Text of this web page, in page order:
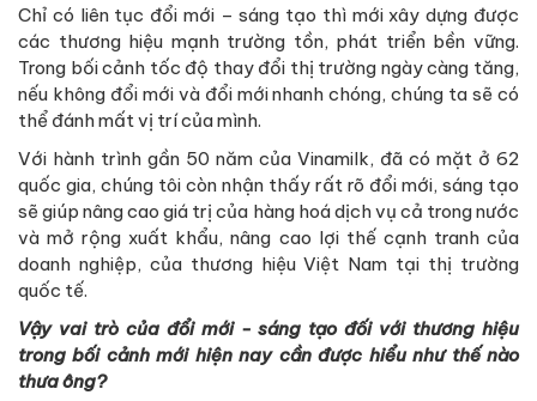
Chỉ có liên tục đổi mới – sáng tạo thì mới xây dựng được
các thương hiệu mạnh trường tồn, phát triển bền vững.
Trong bối cảnh tốc độ thay đổi thị trường ngày càng tăng,
nếu không đổi mới và đổi mới nhanh chóng, chúng ta sẽ có
thể đánh mất vị trí của mình.
Với hành trình gần 50 năm của Vinamilk, đã có mặt ở 62
quốc gia, chúng tôi còn nhận thấy rất rõ đổi mới, sáng tạo
sẽ giúp nâng cao giá trị của hàng hoá dịch vụ cả trong nước
và mở rộng xuất khẩu, nâng cao lợi thế cạnh tranh của
doanh nghiệp, của thương hiệu Việt Nam tại thị trường
quốc tế.
Vậy vai trò của đổi mới - sáng tạo đối với thương hiệu
trong bối cảnh mới hiện nay cần được hiểu như thế nào
thưa ông?